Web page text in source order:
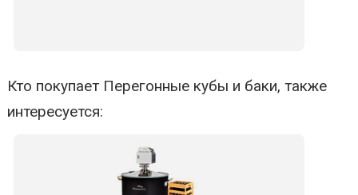
Кто покупает Перегонные кубы и баки, также
интересуется: